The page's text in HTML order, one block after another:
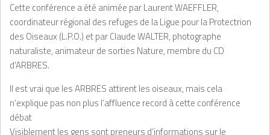
Cette conférence a été animée par Laurent WAEFFLER,
coordinateur régional des refuges de la Ligue pour la Protectrion
des Oiseaux (L.P.O.) et par Claude WALTER, photographe
naturaliste, animateur de sorties Nature, membre du CD
d’ARBRES.
Il est vrai que les ARBRES attirent les oiseaux, mais cela
n’explique pas non plus l’affluence record à cette conférence
débat
Visiblement les gens sont preneurs d’informations sur le